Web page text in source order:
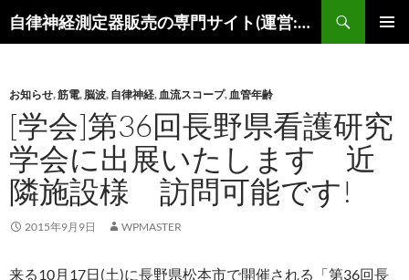
ン
ツ
へ
ス
キ
ッ
プ
自律神経測定器販売の専門サイト(運営:陽春堂)
検
索
お知らせ,筋電, 脳波, 自律神経,血流スコープ,血管年齢
[学会]第36回長野県看護研究
学会に出展いたします 近
隣施設様 訪問可能です!
2015年9月9日 WPMASTER
来る10月17日(土)に長野県松本市で開催される「第36回長